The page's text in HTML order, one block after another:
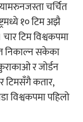
चर्चित
१० टिम अझै
टिम विश्वकपमा
निकाल्न सकेका
र जोर्डन
टिमसँगै कतार,
विश्वकपमा पहिलो